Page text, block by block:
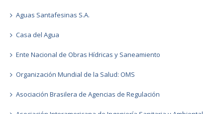
Aguas Santafesinas S.A.
Casa del Agua
Ente Nacional de Obras Hídricas y Saneamiento
Organización Mundial de la Salud: OMS
Asociación Brasilera de Agencias de Regulación